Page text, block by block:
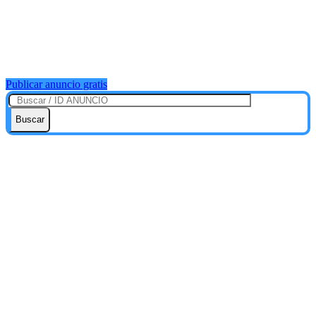
Publicar anuncio gratis
Buscar